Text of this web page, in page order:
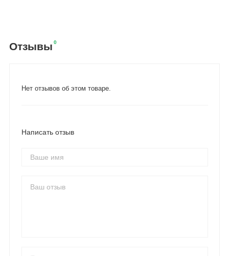
Отзывы 0
Нет отзывов об этом товаре.
Написать отзыв